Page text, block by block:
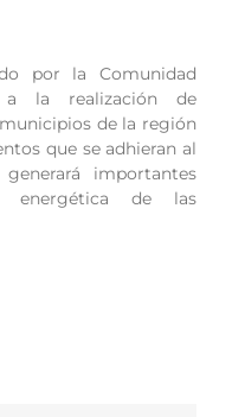
por la Comunidad
a la realización de
de la región
que se adhieran al
importantes
energética de las